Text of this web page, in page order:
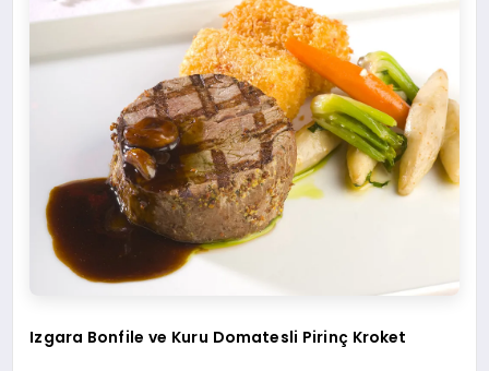
Izgara Bonfile ve Kuru Domatesli Pirinç Kroket